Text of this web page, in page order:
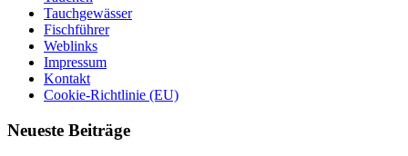
Tauchgewässer
Fischführer
Weblinks
Impressum
Kontakt
Cookie-Richtlinie (EU)
Neueste Beiträge